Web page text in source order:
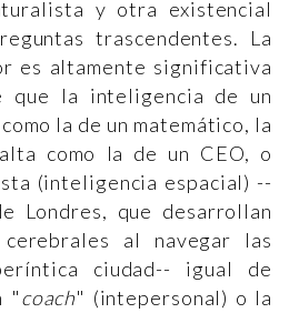
y otra existencial
trascendentes. La
es altamente significativa
que la inteligencia de un
la de un matemático, la
como la de un CEO, o
(inteligencia espacial) --
Londres, que desarrollan
cerebrales al navegar las
ciudad-- igual de
"coach" (intepersonal) o la